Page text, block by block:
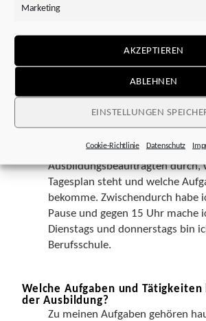
Marketing
AKZEPTIEREN
ABLEHNEN
EINSTELLUNGEN
Cookie-Richtlinie Datenschutz
familiären Umfeld und dem
ich mich schlussendlich für
In der Regel fange ich morgens
spreche ich mit meinem
Ausbildungsbeauftragten durch,
Tagesplan steht und welche
bekomme. Zwischendurch habe
Pause und gegen 15 Uhr mache
Dienstags und donnerstags bin
Berufsschule.
Welche Aufgaben und Tätigkeiten
der Ausbildung?
Zu meinen Aufgaben gehören